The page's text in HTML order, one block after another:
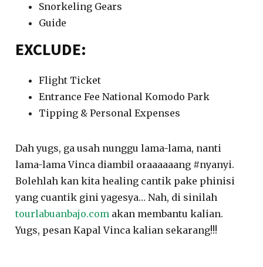
Snorkeling Gears
Guide
EXCLUDE:
Flight Ticket
Entrance Fee National Komodo Park
Tipping & Personal Expenses
Dah yugs, ga usah nunggu lama-lama, nanti
lama-lama Vinca diambil oraaaaaang #nyanyi.
Bolehlah kan kita healing cantik pake phinisi
yang cuantik gini yagesya… Nah, di sinilah
tourlabuanbajo.com akan membantu kalian.
Yugs, pesan Kapal Vinca kalian sekarang!!!